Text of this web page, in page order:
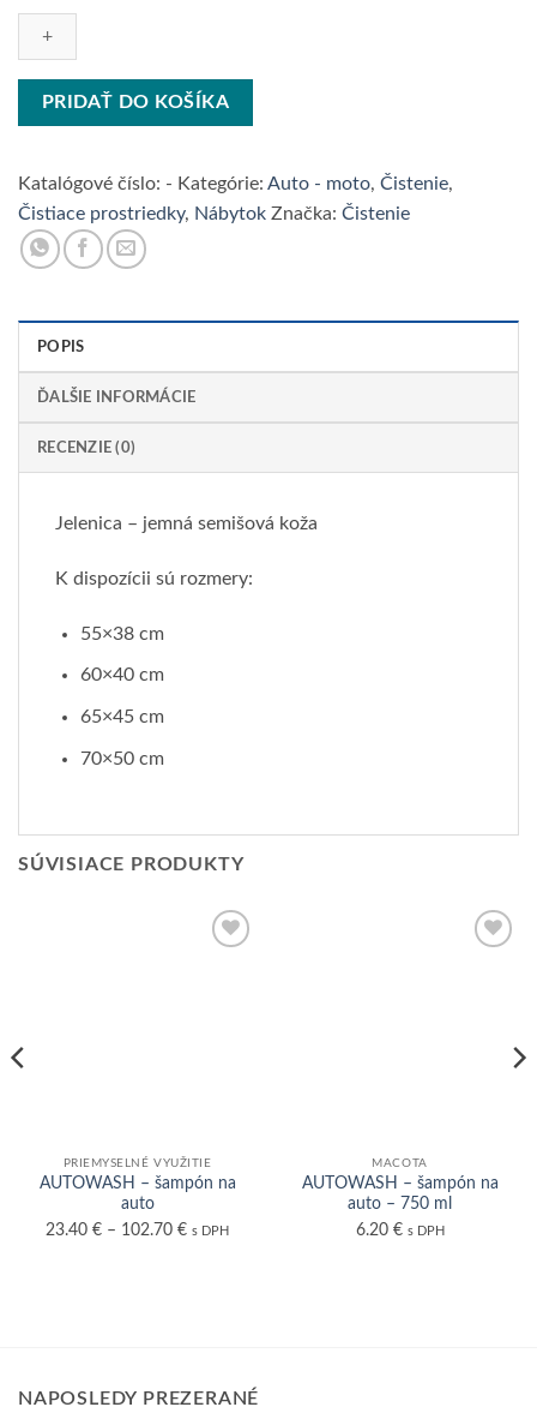
PRIDAŤ DO KOŠÍKA
Katalógové číslo: - Kategórie: Auto - moto, Čistenie,
Čistiace prostriedky, Nábytok Značka: Čistenie
POPIS
ĎALŠIE INFORMÁCIE
RECENZIE (0)
Jelenica – jemná semišová koža
K dispozícii sú rozmery:
55×38 cm
60×40 cm
65×45 cm
70×50 cm
SÚVISIACE PRODUKTY
PRIEMYSELNÉ VYUŽITIE
AUTOWASH – šampón na
auto
23.40 € – 102.70 € s DPH
MACOTA
AUTOWASH – šampón na
auto – 750 ml
6.20 € s DPH
NAPOSLEDY PREZERANÉ